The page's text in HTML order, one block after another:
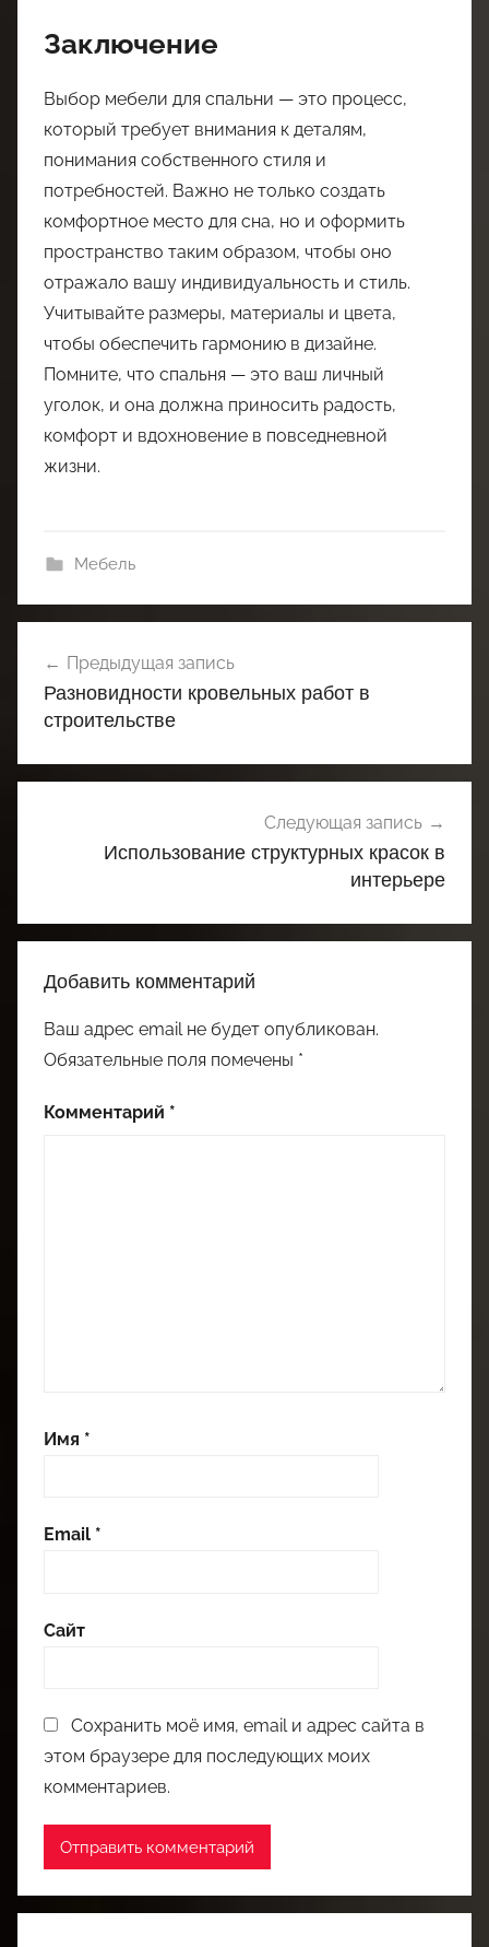
Заключение
Выбор мебели для спальни — это процесс,
который требует внимания к деталям,
понимания собственного стиля и
потребностей. Важно не только создать
комфортное место для сна, но и оформить
пространство таким образом, чтобы оно
отражало вашу индивидуальность и стиль.
Учитывайте размеры, материалы и цвета,
чтобы обеспечить гармонию в дизайне.
Помните, что спальня — это ваш личный
уголок, и она должна приносить радость,
комфорт и вдохновение в повседневной
жизни.
Мебель
по
записям
Предыдущая запись
Разновидности кровельных работ в
строительстве
Следующая запись
Использование структурных красок в
интерьере
Добавить комментарий
Ваш адрес email не будет опубликован.
Обязательные поля помечены *
Комментарий *
Имя *
Email *
Сайт
Сохранить моё имя, email и адрес сайта в
этом браузере для последующих моих
комментариев.